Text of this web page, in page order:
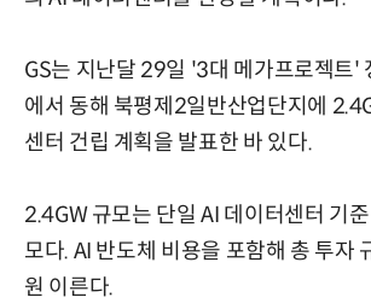
GS는 지난달 29일 '3대 메가프로젝트'
에서 동해 북평제2일반산업단지에
센터 건립 계획을 발표한 바 있다.
2.4GW 규모는 단일 AI 데이터센터 기
모다. AI 반도체 비용을 포함해 총 투자
원 이른다.